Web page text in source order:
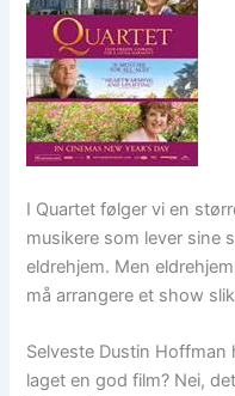
I Quartet følger vi en
musikere som lever sine
eldrehjem. Men
må arrangere et show
Selveste Dustin Hoffman
laget en god film? Nei,